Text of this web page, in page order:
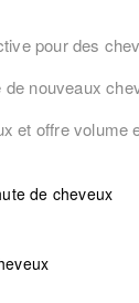
pour des
nouveaux
et offre volume
de cheveux